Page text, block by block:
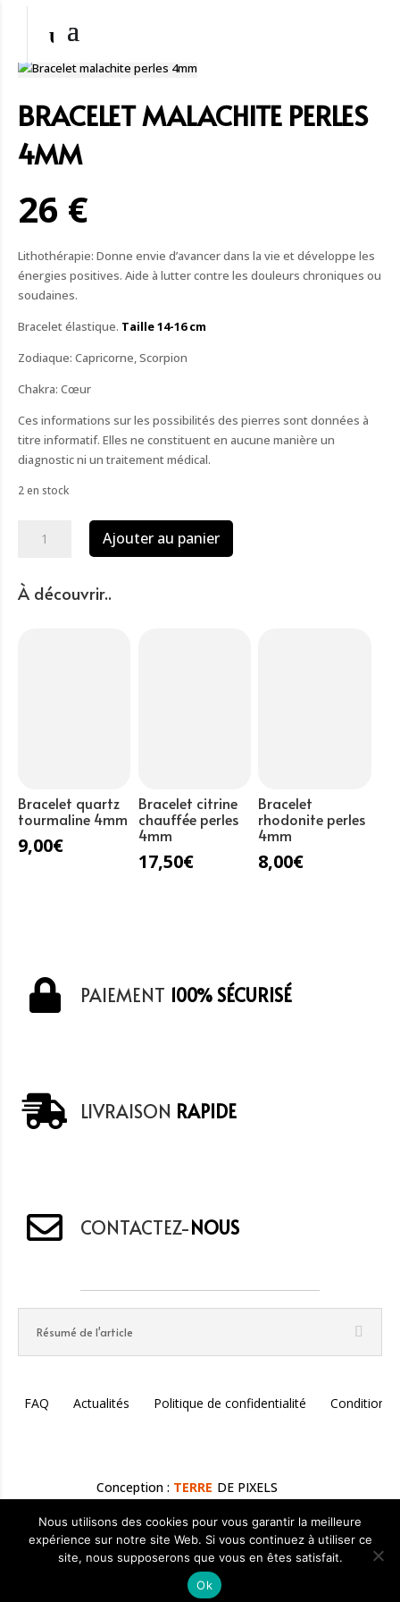
BRACELET MALACHITE PERLES
4MM
26 €
Lithothérapie: Donne envie d’avancer dans la vie et développe les
énergies positives. Aide à lutter contre les douleurs chroniques ou
soudaines.
Bracelet élastique. Taille 14-16 cm
Zodiaque: Capricorne, Scorpion
Chakra: Cœur
Ces informations sur les possibilités des pierres sont données à
titre informatif. Elles ne constituent en aucune manière un
diagnostic ni un traitement médical.
2 en stock
malachite
Ajouter au panier
À découvrir..
Bracelet quartz
tourmaline 4mm
9,00€
Bracelet citrine
chauffée perles
4mm
17,50€
Bracelet
rhodonite perles
4mm
8,00€
PAIEMENT 100% SÉCURISÉ
LIVRAISON RAPIDE
CONTACTEZ-NOUS
Résumé de l'article
FAQ Actualités Politique de confidentialité Conditions
Conception : TERRE DE PIXELS
Rédigé parFabien Liger— Lithothérapeute & Créateur de
Bijoux Holistiques | Mis à jour le
Nous utilisons des cookies pour vous garantir la meilleure
expérience sur notre site Web. Si vous continuez à utiliser ce
site, nous supposerons que vous en êtes satisfait.
Ok